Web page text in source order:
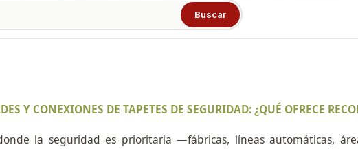
Buscar
Y CONEXIONES DE TAPETES DE SEGURIDAD: ¿QUÉ OFRECE
la seguridad es prioritaria —fábricas, líneas automáticas,